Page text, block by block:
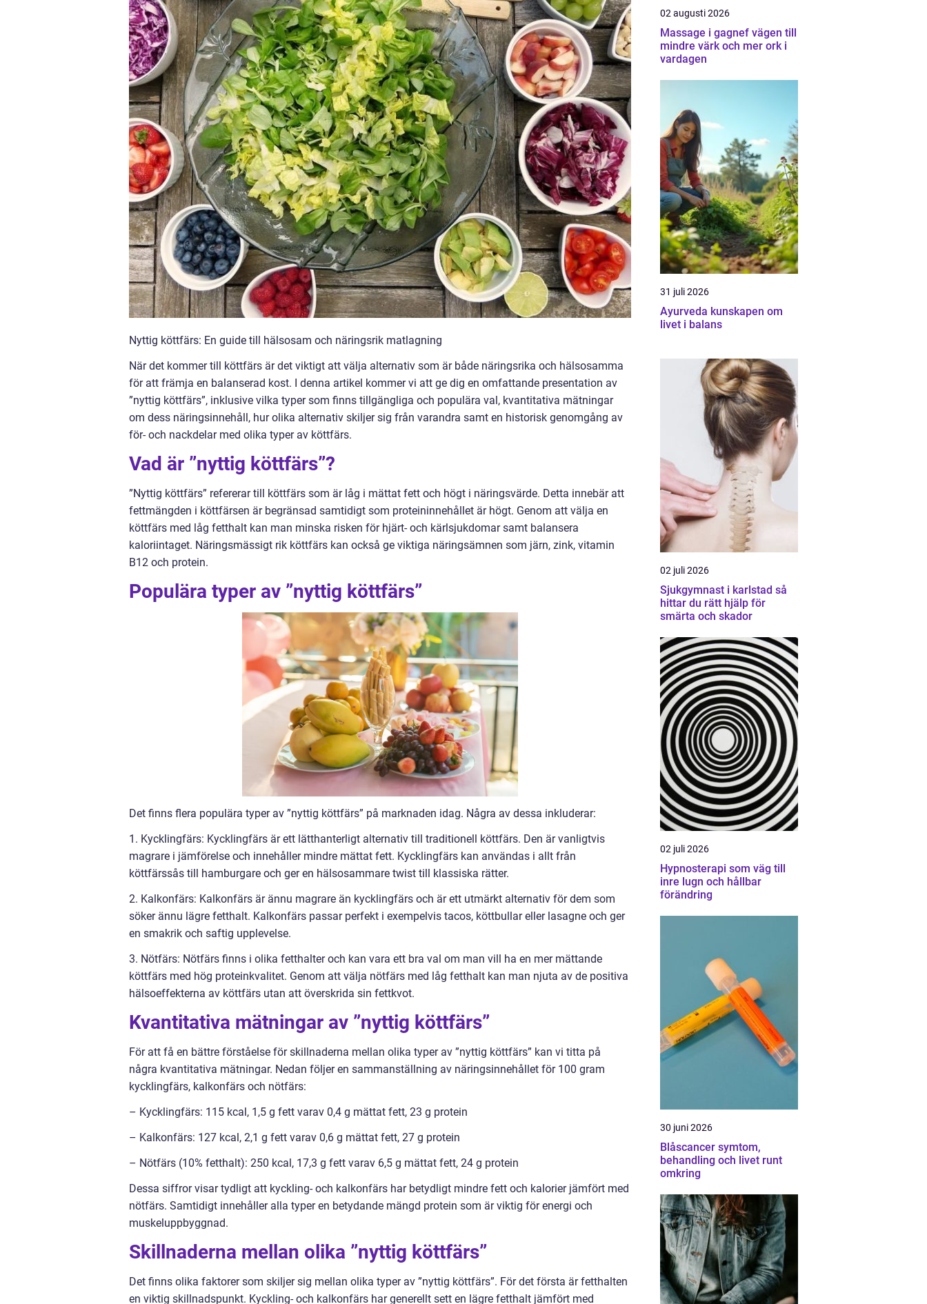
Nyttig köttfärs: En guide till hälsosam och näringsrik matlagning
När det kommer till köttfärs är det viktigt att välja alternativ som är både näringsrika och hälsosamma
för att främja en balanserad kost. I denna artikel kommer vi att ge dig en omfattande presentation av
”nyttig köttfärs”, inklusive vilka typer som finns tillgängliga och populära val, kvantitativa mätningar
om dess näringsinnehåll, hur olika alternativ skiljer sig från varandra samt en historisk genomgång av
för- och nackdelar med olika typer av köttfärs.
Vad är ”nyttig köttfärs”?
”Nyttig köttfärs” refererar till köttfärs som är låg i mättat fett och högt i näringsvärde. Detta innebär att
fettmängden i köttfärsen är begränsad samtidigt som proteininnehållet är högt. Genom att välja en
köttfärs med låg fetthalt kan man minska risken för hjärt- och kärlsjukdomar samt balansera
kaloriintaget. Näringsmässigt rik köttfärs kan också ge viktiga näringsämnen som järn, zink, vitamin
B12 och protein.
Populära typer av ”nyttig köttfärs”
Det finns flera populära typer av ”nyttig köttfärs” på marknaden idag. Några av dessa inkluderar:
1. Kycklingfärs: Kycklingfärs är ett lätthanterligt alternativ till traditionell köttfärs. Den är vanligtvis
magrare i jämförelse och innehåller mindre mättat fett. Kycklingfärs kan användas i allt från
köttfärssås till hamburgare och ger en hälsosammare twist till klassiska rätter.
2. Kalkonfärs: Kalkonfärs är ännu magrare än kycklingfärs och är ett utmärkt alternativ för dem som
söker ännu lägre fetthalt. Kalkonfärs passar perfekt i exempelvis tacos, köttbullar eller lasagne och ger
en smakrik och saftig upplevelse.
3. Nötfärs: Nötfärs finns i olika fetthalter och kan vara ett bra val om man vill ha en mer mättande
köttfärs med hög proteinkvalitet. Genom att välja nötfärs med låg fetthalt kan man njuta av de positiva
hälsoeffekterna av köttfärs utan att överskrida sin fettkvot.
Kvantitativa mätningar av ”nyttig köttfärs”
För att få en bättre förståelse för skillnaderna mellan olika typer av ”nyttig köttfärs” kan vi titta på
några kvantitativa mätningar. Nedan följer en sammanställning av näringsinnehållet för 100 gram
kycklingfärs, kalkonfärs och nötfärs:
– Kycklingfärs: 115 kcal, 1,5 g fett varav 0,4 g mättat fett, 23 g protein
– Kalkonfärs: 127 kcal, 2,1 g fett varav 0,6 g mättat fett, 27 g protein
– Nötfärs (10% fetthalt): 250 kcal, 17,3 g fett varav 6,5 g mättat fett, 24 g protein
Dessa siffror visar tydligt att kyckling- och kalkonfärs har betydligt mindre fett och kalorier jämfört med
nötfärs. Samtidigt innehåller alla typer en betydande mängd protein som är viktig för energi och
muskeluppbyggnad.
Skillnaderna mellan olika ”nyttig köttfärs”
Det finns olika faktorer som skiljer sig mellan olika typer av ”nyttig köttfärs”. För det första är fetthalten
en viktig skillnadspunkt. Kyckling- och kalkonfärs har generellt sett en lägre fetthalt jämfört med
02 augusti 2026
Massage i gagnef vägen till
mindre värk och mer ork i
vardagen
31 juli 2026
Ayurveda kunskapen om
livet i balans
02 juli 2026
Sjukgymnast i karlstad så
hittar du rätt hjälp för
smärta och skador
02 juli 2026
Hypnosterapi som väg till
inre lugn och hållbar
förändring
30 juni 2026
Blåscancer symtom,
behandling och livet runt
omkring